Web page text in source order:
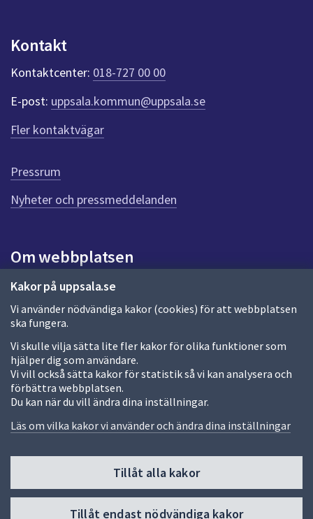
Kakor på uppsala.se
Vi använder nödvändiga kakor (cookies) för att webbplatsen
ska fungera.
Vi skulle vilja sätta lite fler kakor för olika funktioner som
hjälper dig som användare.
Vi vill också sätta kakor för statistik så vi kan analysera och
förbättra webbplatsen.
Du kan när du vill ändra dina inställningar.
Läs om vilka kakor vi använder och ändra dina inställningar
Tillåt alla kakor
Tillåt endast nödvändiga kakor
k
e
r
f
ö
r
e
n
n
a
d
a
Kontakt
Kontaktcenter: 018-727 00 00
E-post: uppsala.kommun@uppsala.se
Fler kontaktvägar
Pressrum
Nyheter och pressmeddelanden
Om webbplatsen
Om webbplatsen
Allmänna handlingar och diarium
Behandling av personuppgifter
Kakor
Språk (other languages)
Tillgänglighetsredogörelse
Fler sätt att följa oss